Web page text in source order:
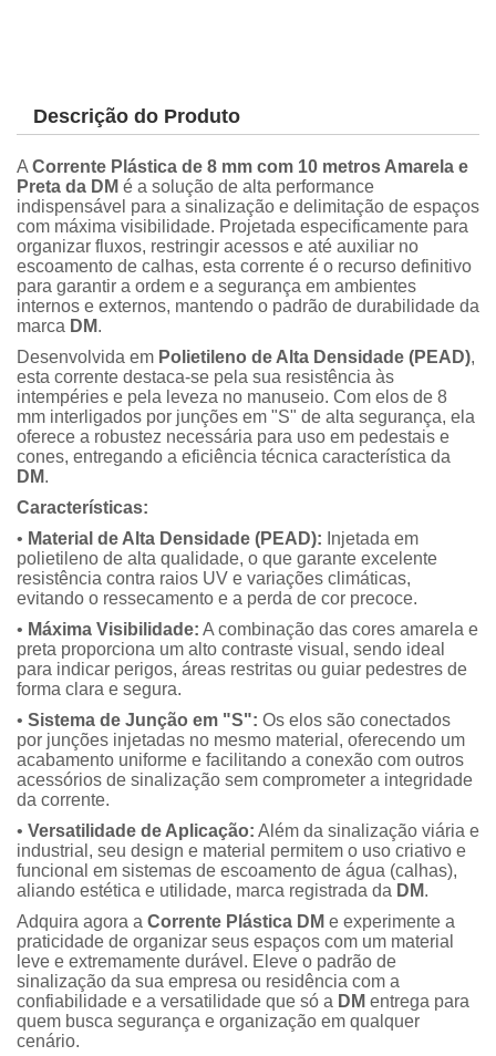
Descrição do Produto
A Corrente Plástica de 8 mm com 10 metros Amarela e
Preta da DM é a solução de alta performance
indispensável para a sinalização e delimitação de espaços
com máxima visibilidade. Projetada especificamente para
organizar fluxos, restringir acessos e até auxiliar no
escoamento de calhas, esta corrente é o recurso definitivo
para garantir a ordem e a segurança em ambientes
internos e externos, mantendo o padrão de durabilidade da
marca DM.
Desenvolvida em Polietileno de Alta Densidade (PEAD),
esta corrente destaca-se pela sua resistência às
intempéries e pela leveza no manuseio. Com elos de 8
mm interligados por junções em "S" de alta segurança, ela
oferece a robustez necessária para uso em pedestais e
cones, entregando a eficiência técnica característica da
DM.
Características:
• Material de Alta Densidade (PEAD): Injetada em
polietileno de alta qualidade, o que garante excelente
resistência contra raios UV e variações climáticas,
evitando o ressecamento e a perda de cor precoce.
• Máxima Visibilidade: A combinação das cores amarela e
preta proporciona um alto contraste visual, sendo ideal
para indicar perigos, áreas restritas ou guiar pedestres de
forma clara e segura.
• Sistema de Junção em "S": Os elos são conectados
por junções injetadas no mesmo material, oferecendo um
acabamento uniforme e facilitando a conexão com outros
acessórios de sinalização sem comprometer a integridade
da corrente.
• Versatilidade de Aplicação: Além da sinalização viária e
industrial, seu design e material permitem o uso criativo e
funcional em sistemas de escoamento de água (calhas),
aliando estética e utilidade, marca registrada da DM.
Adquira agora a Corrente Plástica DM e experimente a
praticidade de organizar seus espaços com um material
leve e extremamente durável. Eleve o padrão de
sinalização da sua empresa ou residência com a
confiabilidade e a versatilidade que só a DM entrega para
quem busca segurança e organização em qualquer
cenário.